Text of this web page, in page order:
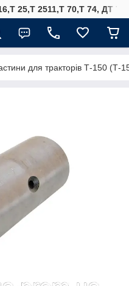
25,Т 2511,Т 70,Т 74, ДТ
для тракторів Т-150